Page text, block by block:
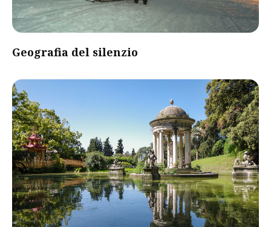
Geografia del silenzio